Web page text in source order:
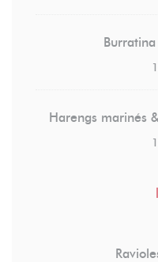
Harengs marinés